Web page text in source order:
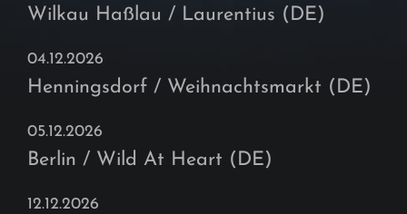
Wilkau Haßlau / Laurentius (DE)
04.12.2026
Henningsdorf / Weihnachtsmarkt (DE)
05.12.2026
Berlin / Wild At Heart (DE)
12.12.2026